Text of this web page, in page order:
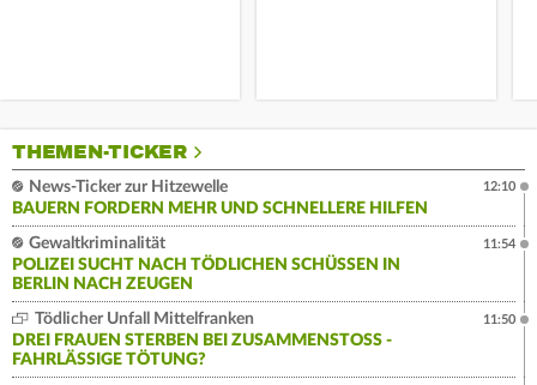
THEMEN-TICKER
News-Ticker zur Hitzewelle
BAUERN FORDERN MEHR UND SCHNELLERE HILFEN
12:10
Gewaltkriminalität
POLIZEI SUCHT NACH TÖDLICHEN SCHÜSSEN IN
BERLIN NACH ZEUGEN
11:54
Tödlicher Unfall Mittelfranken
DREI FRAUEN STERBEN BEI ZUSAMMENSTOSS - F
AHRLÄSSIGE TÖTUNG?
11:50